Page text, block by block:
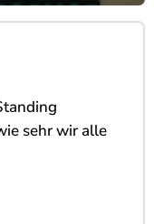
sehr wir alle